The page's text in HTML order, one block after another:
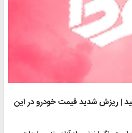
| ریزش شدید قیمت خودرو در این